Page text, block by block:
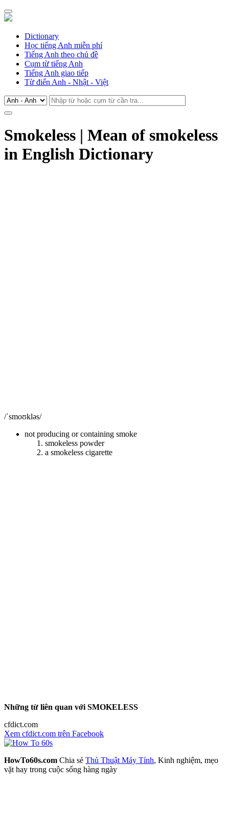
Dictionary
Học tiếng Anh miễn phí
Tiếng Anh theo chủ đề
Cụm từ tiếng Anh
Tiếng Anh giao tiếp
Từ điển Anh - Nhật - Việt
Smokeless | Mean of smokeless
in English Dictionary
/ˈsmoʊkləs/
not producing or containing smoke
smokeless powder
a smokeless cigarette
Những từ liên quan với SMOKELESS
cfdict.com
Xem cfdict.com trên Facebook
HowTo60s.com Chia sẻ Thủ Thuật Máy Tính, Kinh nghiệm, mẹo
vặt hay trong cuộc sống hàng ngày